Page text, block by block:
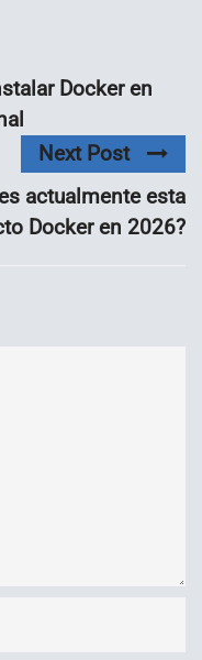
Docker en
Next Post
actualmente esta
Docker en 2026?